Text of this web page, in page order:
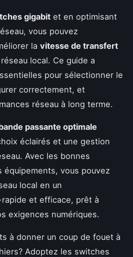
gigabit et en optimisant
vous pouvez
la vitesse de transfert
local. Ce guide a
pour sélectionner le
correctement, et
réseau à long terme.
passante optimale
éclairés et une gestion
Avec les bonnes
équipements, vous pouvez
local en un
et efficace, prêt à
exigences numériques.
à donner un coup de fouet à
Adoptez les switches